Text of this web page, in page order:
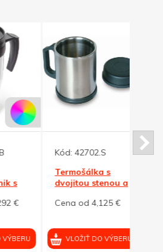
Kód:42702.S
Termošálka s
dvojitou stenou a
Cena od 4,125 €
VLOŽIŤ DO VÝBERU
Kód: